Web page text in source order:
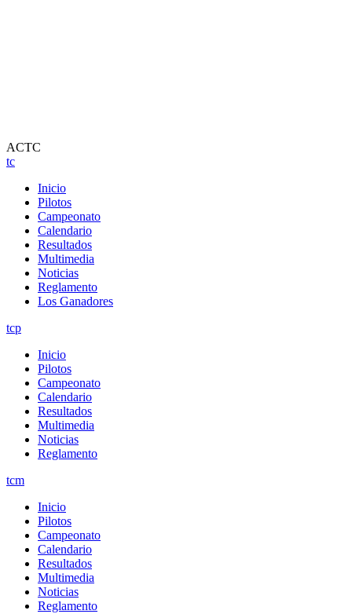
ACTC
tc
Inicio
Pilotos
Campeonato
Calendario
Resultados
Multimedia
Noticias
Reglamento
Los Ganadores
tcp
Inicio
Pilotos
Campeonato
Calendario
Resultados
Multimedia
Noticias
Reglamento
tcm
Inicio
Pilotos
Campeonato
Calendario
Resultados
Multimedia
Noticias
Reglamento